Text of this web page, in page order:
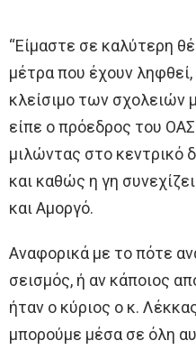
“Είμαστε σε καλύτερη
μέτρα που έχουν
κλείσιμο των σχολειών
είπε ο πρόεδρος του
μιλώντας στο κεντρικό
και καθώς η γη
και Αμοργό.
Αναφορικά με το πότε
σεισμός, ή αν κάποιος
ήταν ο κύριος ο κ.
μπορούμε μέσα σε όλη